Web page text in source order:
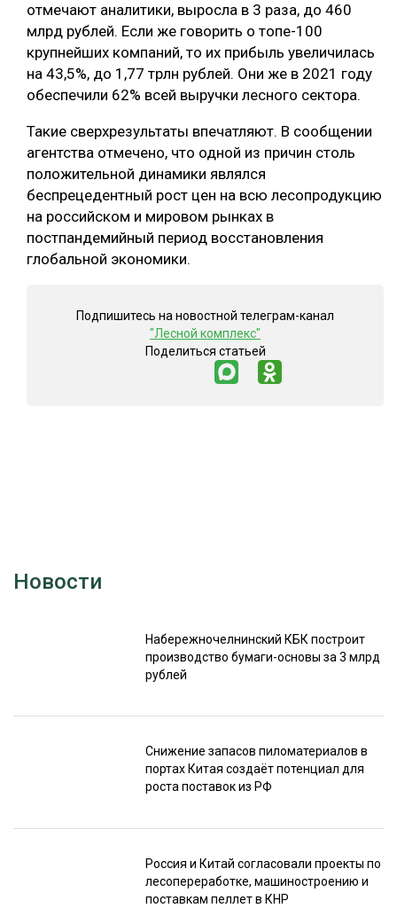
МЕБЕЛЬНОЕ ПРОИЗВОДСТВО
отмечают аналитики, выросла в 3 раза, до 460
млрд рублей. Если же говорить о топе-100
крупнейших компаний, то их прибыль увеличилась
на 43,5%, до 1,77 трлн рублей. Они же в 2021 году
обеспечили 62% всей выручки лесного сектора.
Такие сверхрезультаты впечатляют. В сообщении
агентства отмечено, что одной из причин столь
положительной динамики являлся
беспрецедентный рост цен на всю лесопродукцию
на российском и мировом рынках в
постпандемийный период восстановления
глобальной экономики.
Подпишитесь на новостной телеграм-канал
"Лесной комплекс"
Поделиться статьей
Новости
Набережночелнинский КБК построит
производство бумаги-основы за 3 млрд
рублей
Снижение запасов пиломатериалов в
портах Китая создаёт потенциал для
роста поставок из РФ
Россия и Китай согласовали проекты по
лесопереработке, машиностроению и
поставкам пеллет в КНР